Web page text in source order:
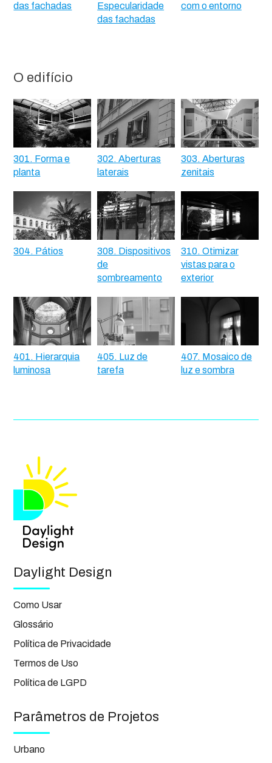
das fachadas
Especularidade
das fachadas
com o entorno
O edifício
301. Forma e
planta
302. Aberturas
laterais
303. Aberturas
zenitais
304. Pátios
308. Dispositivos
de
sombreamento
310. Otimizar
vistas para o
exterior
401. Hierarquia
luminosa
405. Luz de
tarefa
407. Mosaico de
luz e sombra
Daylight Design
Como Usar
Glossário
Política de Privacidade
Termos de Uso
Política de LGPD
Parâmetros de Projetos
Urbano